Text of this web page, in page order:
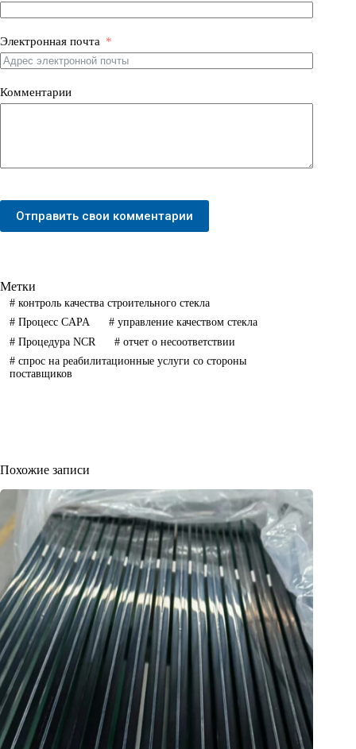
Электронная почта
Комментарии
Отправить свои комментарии
Метки
#контроль качества строительного стекла
#Процесс CAPA #управление качеством стекла
#Процедура NCR #отчет о несоответствии
#спрос на реабилитационные услуги со стороны
поставщиков
Похожие записи